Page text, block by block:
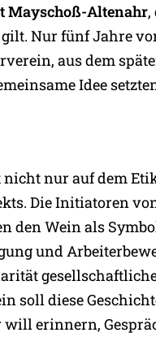
Mayschoß-Altenahr,
Nur fünf Jahre
aus dem
Idee
nicht nur auf dem
Die Initiatoren
den Wein als
und
soll diese
erinnern,